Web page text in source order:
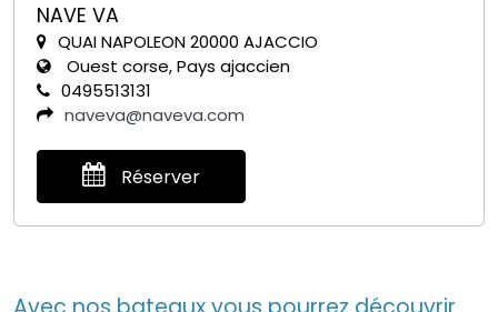
NAVE VA
QUAI NAPOLEON 20000 AJACCIO
Ouest corse, Pays ajaccien
0495513131
naveva@naveva.com
Réserver